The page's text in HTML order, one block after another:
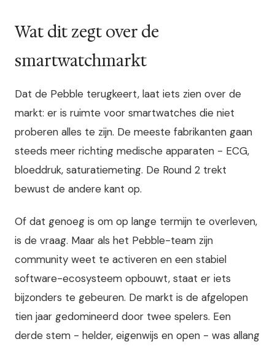
Wat dit zegt over de
smartwatchmarkt
Dat de Pebble terugkeert, laat iets zien over de
markt: er is ruimte voor smartwatches die niet
proberen alles te zijn. De meeste fabrikanten gaan
steeds meer richting medische apparaten - ECG,
bloeddruk, saturatiemeting. De Round 2 trekt
bewust de andere kant op.
Of dat genoeg is om op lange termijn te overleven,
is de vraag. Maar als het Pebble-team zijn
community weet te activeren en een stabiel
software-ecosysteem opbouwt, staat er iets
bijzonders te gebeuren. De markt is de afgelopen
tien jaar gedomineerd door twee spelers. Een
derde stem - helder, eigenwijs en open - was allang